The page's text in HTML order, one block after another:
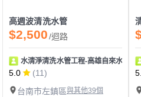
高週波清洗水管
$2,500/迴路
水清淨清洗水管工程-高雄自來水管清
5.0
(11)
台南市左鎮區與其他39個